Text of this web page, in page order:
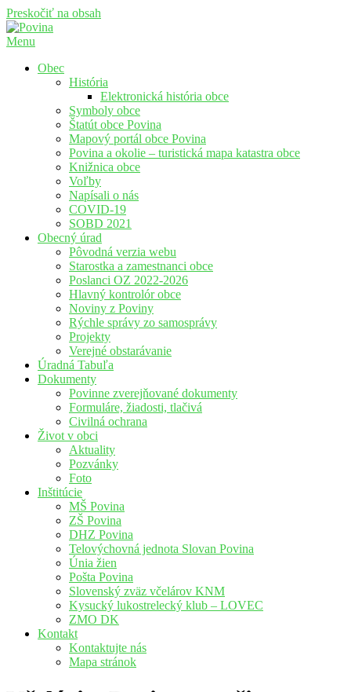
Preskočiť na obsah
Menu
Obec
História
Elektronická história obce
Symboly obce
Štatút obce Povina
Mapový portál obce Povina
Povina a okolie – turistická mapa katastra obce
Knižnica obce
Voľby
Napísali o nás
COVID-19
SOBD 2021
Obecný úrad
Pôvodná verzia webu
Starostka a zamestnanci obce
Poslanci OZ 2022-2026
Hlavný kontrolór obce
Noviny z Poviny
Rýchle správy zo samosprávy
Projekty
Verejné obstarávanie
Úradná Tabuľa
Dokumenty
Povinne zverejňované dokumenty
Formuláre, žiadosti, tlačivá
Civilná ochrana
Život v obci
Aktuality
Pozvánky
Foto
Inštitúcie
MŠ Povina
ZŠ Povina
DHZ Povina
Telovýchovná jednota Slovan Povina
Únia žien
Pošta Povina
Slovenský zväz včelárov KNM
Kysucký lukostrelecký klub – LOVEC
ZMO DK
Kontakt
Kontaktujte nás
Mapa stránok